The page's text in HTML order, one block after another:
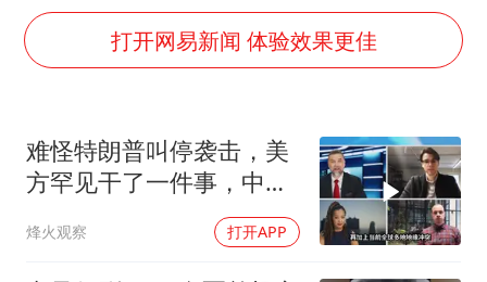
女子利用漏洞0元薅走3000多件家电
东方甄选被判赔偿江小白30万元
奋进开新局 实干挑大梁
打开网易新闻 体验效果更佳
难怪特朗普叫停袭击，美
方罕见干了一件事，中方
烽火观察 打开APP